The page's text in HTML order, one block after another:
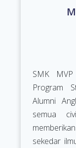
SMK
Program
Alumni
semua
sekedar